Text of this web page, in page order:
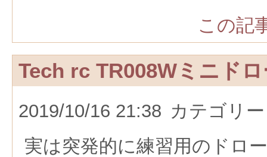
この記
Tech rc TR008Wミニド
2019/10/16 21:38 カテゴリ
実は突発的に練習用のドロ